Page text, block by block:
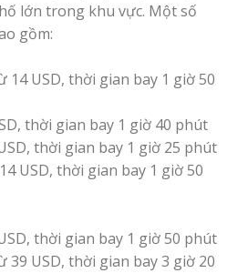
lớn trong khu vực. Một số
gồm:
14 USD, thời gian bay 1 giờ 50
thời gian bay 1 giờ 40 phút
thời gian bay 1 giờ 25 phút
USD, thời gian bay 1 giờ 50
thời gian bay 1 giờ 50 phút
39 USD, thời gian bay 3 giờ 20